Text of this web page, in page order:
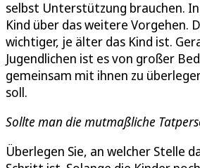
selbst Unterstützung brauchen.
Kind über das weitere Vorgehen.
wichtiger, je älter das Kind ist.
Jugendlichen ist es von großer
gemeinsam mit ihnen zu
soll.
Sollte man die mutmaßliche
Überlegen Sie, an welcher Stelle